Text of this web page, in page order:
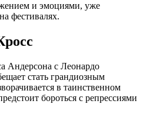
и эмоциями, уже
фестивалях.
Андерсона с Леонардо
стать грандиозным
в таинственном
бороться с репрессиями